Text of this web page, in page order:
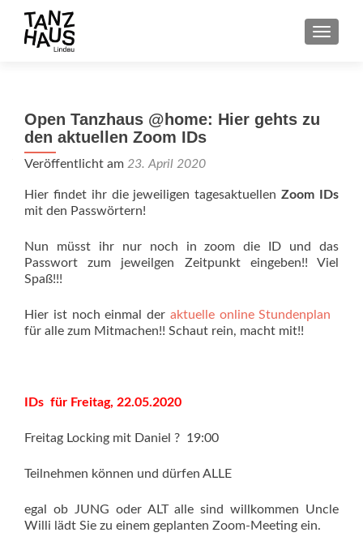
Open Tanzhaus @home: Hier gehts zu
den aktuellen Zoom IDs
Veröffentlicht am 23. April 2020
Hier findet ihr die jeweiligen tagesaktuellenZoom IDs
mit den Passwörtern!
Nun müsst ihr nur noch in zoom die ID und das
Passwort zum jeweilgen Zeitpunkt eingeben!! Viel
Spaß!!!
Hier ist noch einmal der aktuelle online Stundenplan
für alle zum Mitmachen!! Schaut rein, macht mit!!
IDs für Freitag, 22.05.2020
Freitag Locking mit Daniel ? 19:00
Teilnehmen können und dürfen ALLE
egal ob JUNG oder ALT alle sind willkommen Uncle
Willi lädt Sie zu einem geplanten Zoom-Meeting ein.